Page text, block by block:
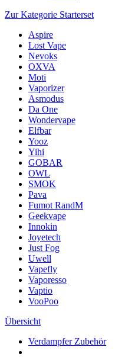
Zur Kategorie Starterset
Aspire
Lost Vape
Nevoks
OXVA
Moti
Vaporizer
Asmodus
Da One
Wondervape
Elfbar
Yooz
Yihi
GOBAR
OWL
SMOK
Pava
Fumot RandM
Geekvape
Innokin
Joyetech
Just Fog
Uwell
Vapefly
Vaporesso
Vaptio
VooPoo
Übersicht
Verdampfer Zubehör